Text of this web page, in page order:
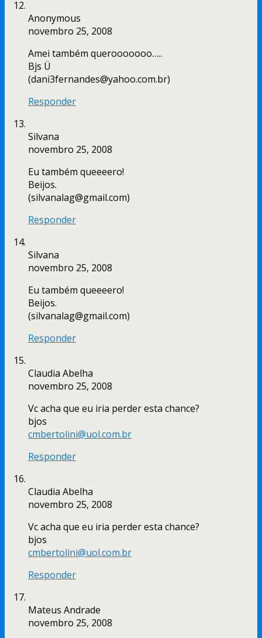
Anonymous
novembro 25, 2008
Amei também querooooooo…..
Bjs Ü
(dani3fernandes@yahoo.com.br)
Responder
Silvana
novembro 25, 2008
Eu também queeeero!
Beijos.
(silvanalag@gmail.com)
Responder
Silvana
novembro 25, 2008
Eu também queeeero!
Beijos.
(silvanalag@gmail.com)
Responder
Claudia Abelha
novembro 25, 2008
Vc acha que eu iria perder esta chance?
bjos
cmbertolini@uol.com.br
Responder
Claudia Abelha
novembro 25, 2008
Vc acha que eu iria perder esta chance?
bjos
cmbertolini@uol.com.br
Responder
Mateus Andrade
novembro 25, 2008